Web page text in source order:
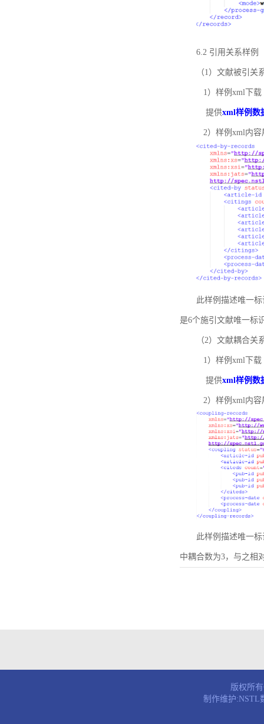
6.2 引用关系样例
（1）文献被引关
1）样例xml下载
提供xml样例数
2）样例xml内容
此样例描述唯一标
是6个施引文献唯一标
（2）文献耦合关
1）样例xml下载
提供xml样例数
2）样例xml内容
此样例描述唯一标
中耦合数为3，与之相
版权所
制作维护:NSTL